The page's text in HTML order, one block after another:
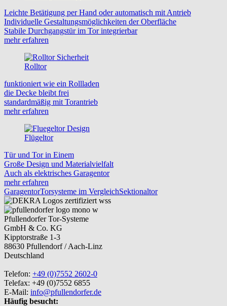
Leichte Betätigung per Hand oder automatisch mit Antrieb
Individuelle Gestaltungsmöglichkeiten der Oberfläche
Stabile Durchgangstür im Tor integrierbar
mehr erfahren
Rolltor
funktioniert wie ein Rollladen
die Decke bleibt frei
standardmäßig mit Torantrieb
mehr erfahren
Flügeltor
Tür und Tor in Einem
Große Design und Materialvielfalt
Auch als elektrisches Garagentor
mehr erfahren
GaragentorTorsysteme im VergleichSektionaltor
Pfullendorfer Tor-Systeme
GmbH & Co. KG
Kipptorstraße 1-3
88630 Pfullendorf / Aach-Linz
Deutschland
Telefon: +49 (0)7552 2602-0
Telefax: +49 (0)7552 6855
E-Mail: info@pfullendorfer.de
Häufig besucht: